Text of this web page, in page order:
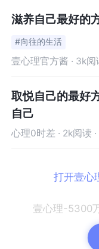
力，希望让孩子
够:当成就文化变
的作者詹妮弗·b·
利。
学业成就“是让孩子
我们的家庭教育好
当
滋养自己最好的
#向往的生活
壹心理官方酱 · 3k
取悦自己的最好
自己
心理0时差 · 2k阅读
打开壹心
壹心理-5300